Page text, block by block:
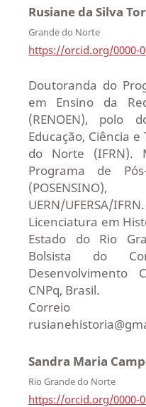
Rusiane da Silva
Grande do Norte
https://orcid.org/0000-
Doutoranda do
em Ensino da
(RENOEN), polo
Educação, Ciência
do Norte (IFRN).
Programa de
UERN/
Licenciatura em
Estado do Rio
Bolsista do
Desenvolvimento
CNPq, Brasil.
Correio
Sandra Maria
Rio Grande do Norte
https://orcid.org/0000-